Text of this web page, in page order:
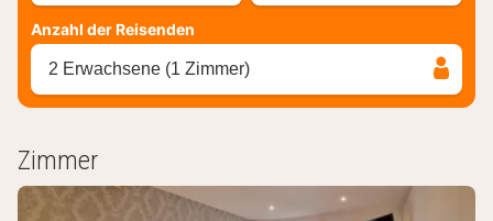
Anzahl der Reisenden
2 Erwachsene (1 Zimmer)
Zimmer